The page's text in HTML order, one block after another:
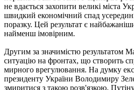
не вдається захопити великі міста
швидкий економічний спад усередині
поразку. Цей результат є
найменш імовірним.
Другим за значимістю результатом
ситуацію на фронтах, що створить
мирного врегулювання. На думку
президенту України Володимиру
змиритися з такою розв'язкою.